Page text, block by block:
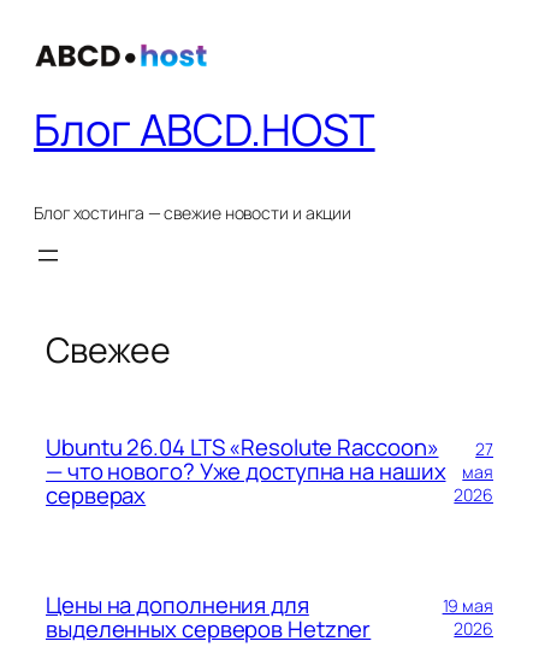
Блог ABCD.HOST
Блог хостинга — свежие новости и акции
Свежее
Ubuntu 26.04 LTS «Resolute Raccoon»
— что нового? Уже доступна на наших
серверах
27
мая
2026
Цены на дополнения для
выделенных серверов Hetzner
19 мая
2026